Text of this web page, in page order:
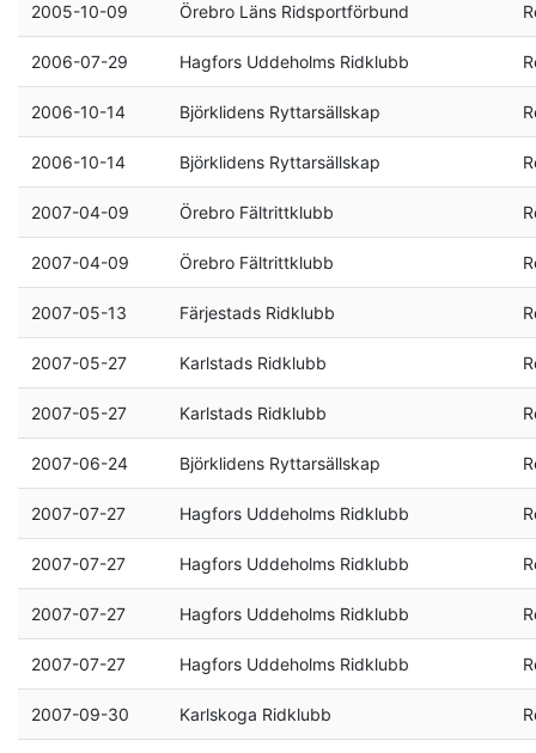
2005-10-09 Örebro Läns Ridsportförbund
2006-07-29 Hagfors Uddeholms Ridklubb
2006-10-14 Björklidens Ryttarsällskap
2006-10-14 Björklidens Ryttarsällskap
2007-04-09 Örebro Fältrittklubb
2007-04-09 Örebro Fältrittklubb
2007-05-13 Färjestads Ridklubb
2007-05-27 Karlstads Ridklubb
2007-05-27 Karlstads Ridklubb
2007-06-24 Björklidens Ryttarsällskap
2007-07-27 Hagfors Uddeholms Ridklubb
2007-07-27 Hagfors Uddeholms Ridklubb
2007-07-27 Hagfors Uddeholms Ridklubb
2007-07-27 Hagfors Uddeholms Ridklubb
2007-09-30 Karlskoga Ridklubb